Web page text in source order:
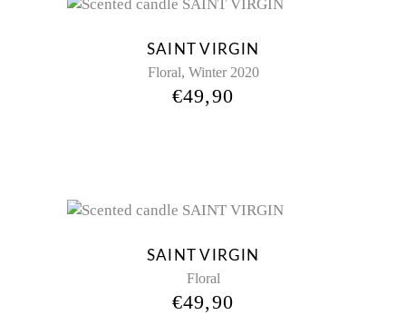
SAINT VIRGIN
Floral, Winter 2020
€49,90
SAINT VIRGIN
Floral
€49,90